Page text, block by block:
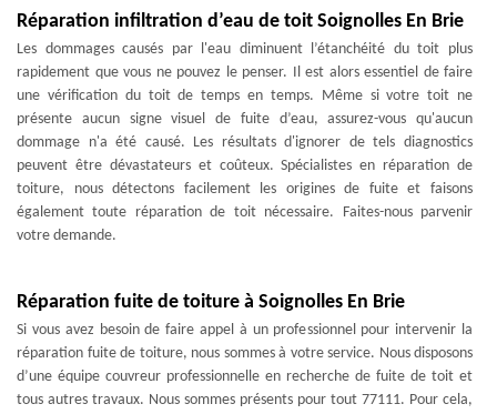
Réparation infiltration d’eau de toit Soignolles En Brie
Les dommages causés par l'eau diminuent l’étanchéité du toit plus
rapidement que vous ne pouvez le penser. Il est alors essentiel de faire
une vérification du toit de temps en temps. Même si votre toit ne
présente aucun signe visuel de fuite d’eau, assurez-vous qu'aucun
dommage n'a été causé. Les résultats d'ignorer de tels diagnostics
peuvent être dévastateurs et coûteux. Spécialistes en réparation de
toiture, nous détectons facilement les origines de fuite et faisons
également toute réparation de toit nécessaire. Faites-nous parvenir
votre demande.
Réparation fuite de toiture à Soignolles En Brie
Si vous avez besoin de faire appel à un professionnel pour intervenir la
réparation fuite de toiture, nous sommes à votre service. Nous disposons
d’une équipe couvreur professionnelle en recherche de fuite de toit et
tous autres travaux. Nous sommes présents pour tout 77111. Pour cela,